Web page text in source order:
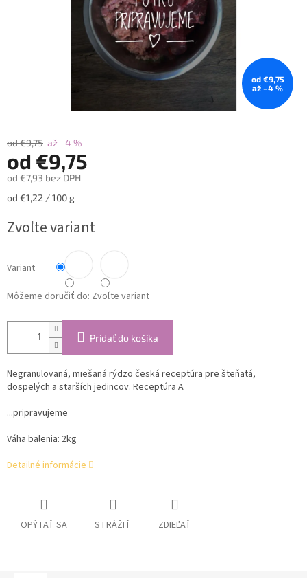
od €9,75
až –4 %
od €9,75 až –4 %
od €9,75
od €7,93 bez DPH
Jednotková
od €1,22 / 100 g
Zvoľte variant
Variant
Môžeme doručiť do: Zvoľte variant
Pridať do košíka
Negranulovaná, miešaná rýdzo česká receptúra ​​pre šteňatá,
dospelých a starších jedincov. Receptúra A
...pripravujeme
Váha balenia: 2kg
Detailné informácie
OPÝTAŤ SA STRÁŽIŤ ZDIEĽAŤ